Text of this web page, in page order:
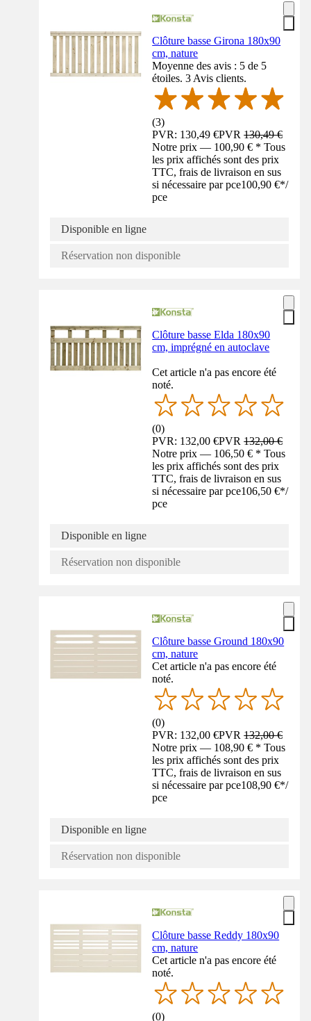
Clôture basse Girona 180x90
cm, nature
Moyenne des avis : 5 de 5
étoiles. 3 Avis clients.
(3)
PVR: 130,49 €PVR130,49 €
Notre prix — 100,90 € * Tous
les prix affichés sont des prix
TTC, frais de livraison en sus
si nécessaire par pce100,90 €*/
pce
Disponible en ligne
Réservation non disponible
Clôture basse Elda 180x90
cm, imprégné en autoclave
Cet article n'a pas encore été
noté.
(0)
PVR: 132,00 €PVR132,00 €
Notre prix — 106,50 € * Tous
les prix affichés sont des prix
TTC, frais de livraison en sus
si nécessaire par pce106,50 €*/
pce
Disponible en ligne
Réservation non disponible
Clôture basse Ground 180x90
cm, nature
Cet article n'a pas encore été
noté.
(0)
PVR: 132,00 €PVR132,00 €
Notre prix — 108,90 € * Tous
les prix affichés sont des prix
TTC, frais de livraison en sus
si nécessaire par pce108,90 €*/
pce
Disponible en ligne
Réservation non disponible
Clôture basse Reddy 180x90
cm, nature
Cet article n'a pas encore été
noté.
(0)